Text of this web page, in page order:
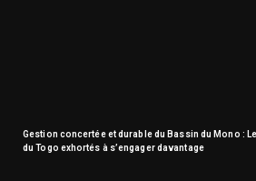
Gestion concertée et durable du Bassin du Mono :
du Togo exhortés à s’engager davantage